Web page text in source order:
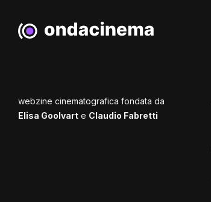
webzine cinematografica fondata da
Elisa Goolvart e Claudio Fabretti